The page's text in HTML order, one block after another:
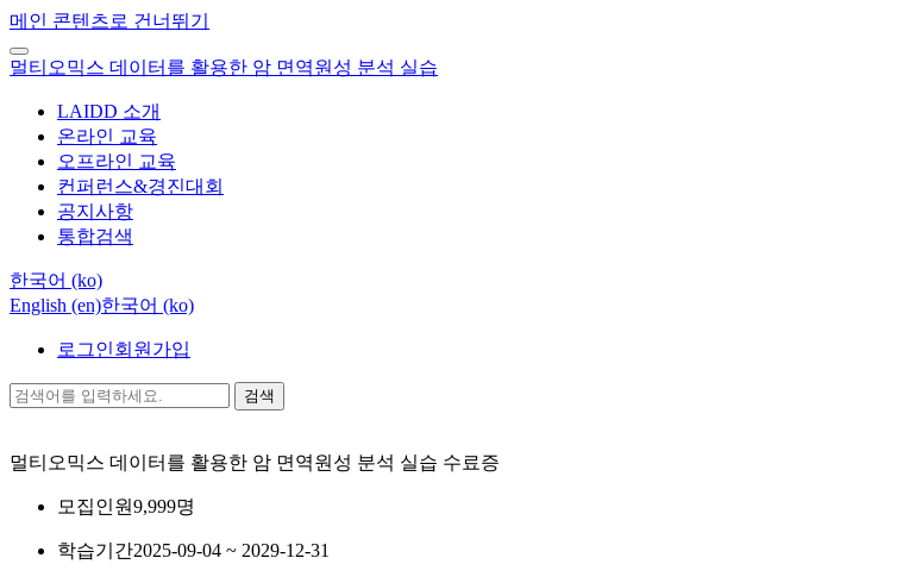
메인 콘텐츠로 건너뛰기
멀티오믹스 데이터를 활용한 암 면역원성 분석 실습
LAIDD 소개
온라인 교육
오프라인 교육
컨퍼런스&경진대회
공지사항
통합검색
한국어 ‎(ko)‎
English ‎(en)‎한국어 ‎(ko)‎
로그인회원가입
검색
멀티오믹스 데이터를 활용한 암 면역원성 분석 실습 수료증
모집인원9,999명
학습기간2025-09-04 ~ 2029-12-31